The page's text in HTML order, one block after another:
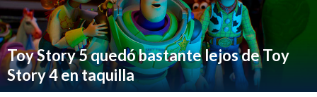
Toy Story 5 quedó bastante lejos de Toy
Story 4 en taquilla